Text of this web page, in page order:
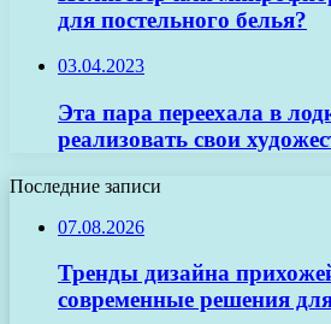
для постельного белья?
03.04.2023
Эта пара переехала в
реализовать свои
Последние записи
07.08.2026
Тренды дизайна
современные решения